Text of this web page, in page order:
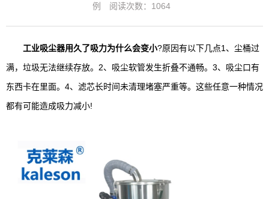
例 阅读次数：1064
工业吸尘器用久了吸力为什么会变小?原因有以下几点1、尘桶过
满，垃圾无法继续存放。2、吸尘软管发生折叠不通畅。3、吸尘口有
东西卡在里面。4、滤芯长时间未清理堵塞严重等。这些任意一种情况
都有可能造成吸力减小!